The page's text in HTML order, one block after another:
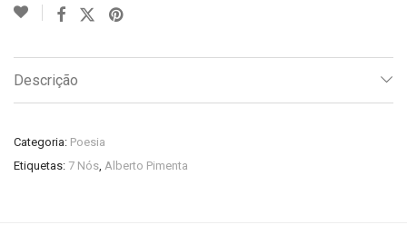
Descrição
Categoria: Poesia
Etiquetas: 7 Nós, Alberto Pimenta